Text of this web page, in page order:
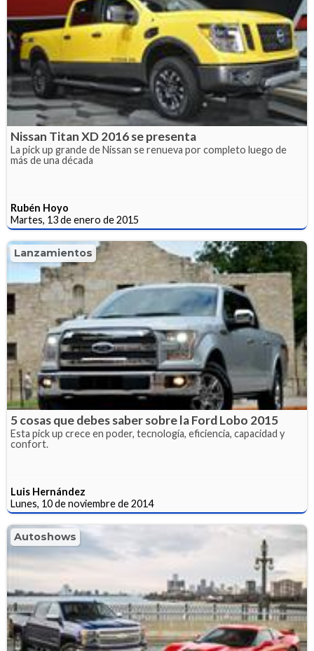
Nissan Titan XD 2016 se presenta
La pick up grande de Nissan se renueva por completo luego de
más de una década
Rubén Hoyo
Martes, 13 de enero de 2015
Lanzamientos
5 cosas que debes saber sobre la Ford Lobo 2015
Esta pick up crece en poder, tecnología, eficiencia, capacidad y
confort.
Luis Hernández
Lunes, 10 de noviembre de 2014
Autoshows